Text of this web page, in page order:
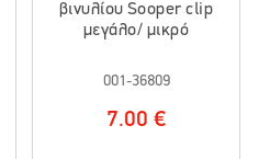
βινυλίου Sooper clip
μεγάλο/ μικρό
001-36809
7.00 €